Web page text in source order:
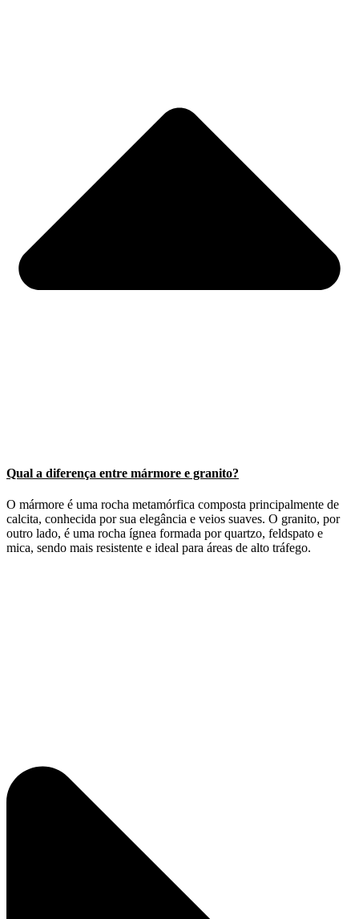
Qual a diferença entre mármore e granito?
O mármore é uma rocha metamórfica composta principalmente de
calcita, conhecida por sua elegância e veios suaves. O granito, por
outro lado, é uma rocha ígnea formada por quartzo, feldspato e
mica, sendo mais resistente e ideal para áreas de alto tráfego.